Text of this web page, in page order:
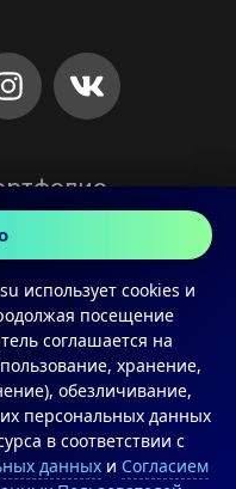
Контакты
80
48
использует cookies и
посещение
соглашается на
хранение,
обезличивание,
персональных данных
в соответствии с
данных и Согласием